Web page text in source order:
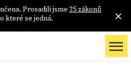
Prosadili jsme 25 zákonů
které se jedná.